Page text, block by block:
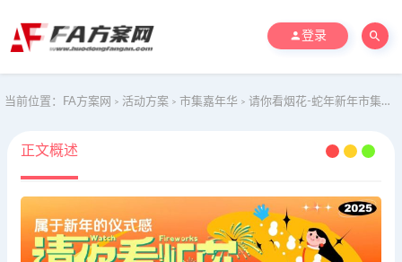
登录
当前位置： FA方案网 > 活动方案 > 市集嘉年华 > 请你看烟花-蛇年新年市集烟花露营文娱嘉年华活动策划方案
正文概述